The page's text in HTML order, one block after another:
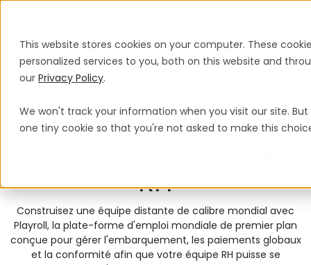
This website stores cookies on your computer. These
personalized services to you, both on this website and
our Privacy Policy.
We won't track your information when you visit our site.
one tiny cookie so that you're not asked to make this
Logiciel De Gestion Des Employés
Simplifier L'embauche
Mondiale
RH
Construisez une équipe distante de calibre mondial avec
Playroll, la plate-forme d'emploi mondiale de premier plan
conçue pour gérer l'embarquement, les paiements globaux
et la conformité afin que votre équipe RH puisse se